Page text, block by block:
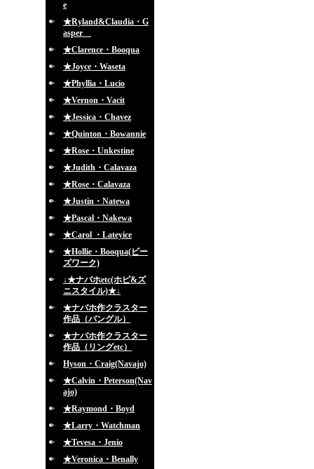
e
★Ryland&Claudia・G
asper
★Clarence・Booqua
★Joyce・Waseta
★Phyllia・Lucio
★Vernon・Vacit
★Jessica・Chavez
★Quinton・Bowannie
★Rose・Unkestine
★Judith・Calavaza
★Rose・Calavaza
★Justin・Natewa
★Pascal・Nakewa
★Carol ・Lateyice
★Hollie・Booqua(ビー
ズワーク)
↓★ナバホetc(ホピ&ズ
ニスタイル)★↓
★ナバホ作クラスター
作品（バングル）
★ナバホ作クラスター
作品（リングetc）
Hyson・Craig(Navajo)
★Calvin・Peterson(Nav
ajo)
★Raymond・Boyd
★Larry・Watchman
★Tevesa・Jenio
★Veronica・Benally